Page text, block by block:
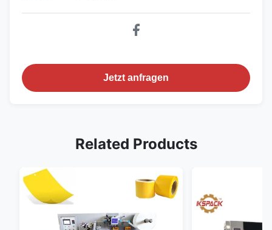
Jetzt anfragen
Related Products